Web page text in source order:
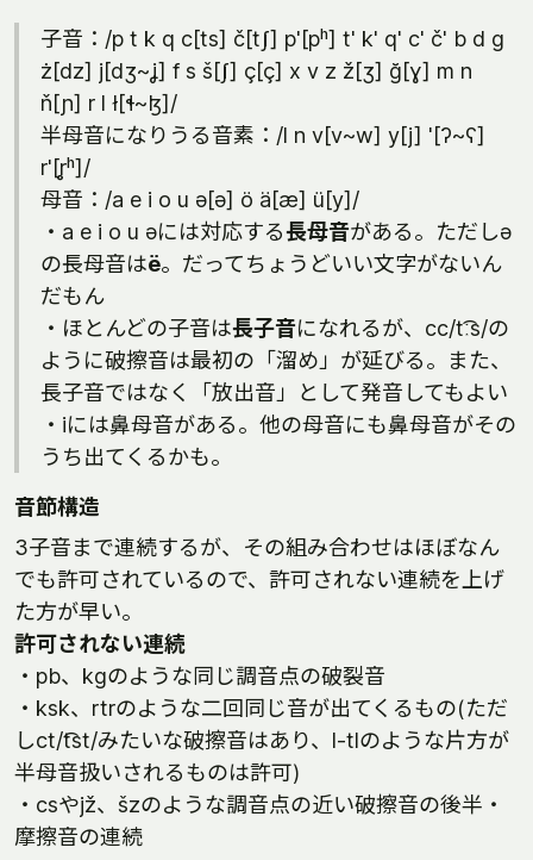
子音：/p t k q c[ts] č[tʃ] p'[pʰ] t' k' q' c' č' b d g
ż[dz] j[dʒ~ʝ] f s š[ʃ] ç[ç] x v z ž[ʒ] ğ[ɣ] m n
ň[ɲ] r l ł[ɬ~ɮ]/
半母音になりうる音素：/l n v[v~w] y[j] '[ʔ~ʕ]
r'[r̥ʰ]/
母音：/a e i o u ə[ə] ö ä[æ] ü[y]/
・a e i o u əには対応する長母音がある。ただしə
の長母音はë。だってちょうどいい文字がないん
だもん
・ほとんどの子音は長子音になれるが、cc/tː͡s/の
ように破擦音は最初の「溜め」が延びる。また、
長子音ではなく「放出音」として発音してもよい
・iには鼻母音がある。他の母音にも鼻母音がその
うち出てくるかも。
音節構造
3子音まで連続するが、その組み合わせはほぼなん
でも許可されているので、許可されない連続を上げ
た方が早い。
許可されない連続
・pb、kgのような同じ調音点の破裂音
・ksk、rtrのような二回同じ音が出てくるもの(ただ
しct/t͡st/みたいな破擦音はあり、l-tlのような片方が
半母音扱いされるものは許可)
・csやjž、šzのような調音点の近い破擦音の後半・
摩擦音の連続